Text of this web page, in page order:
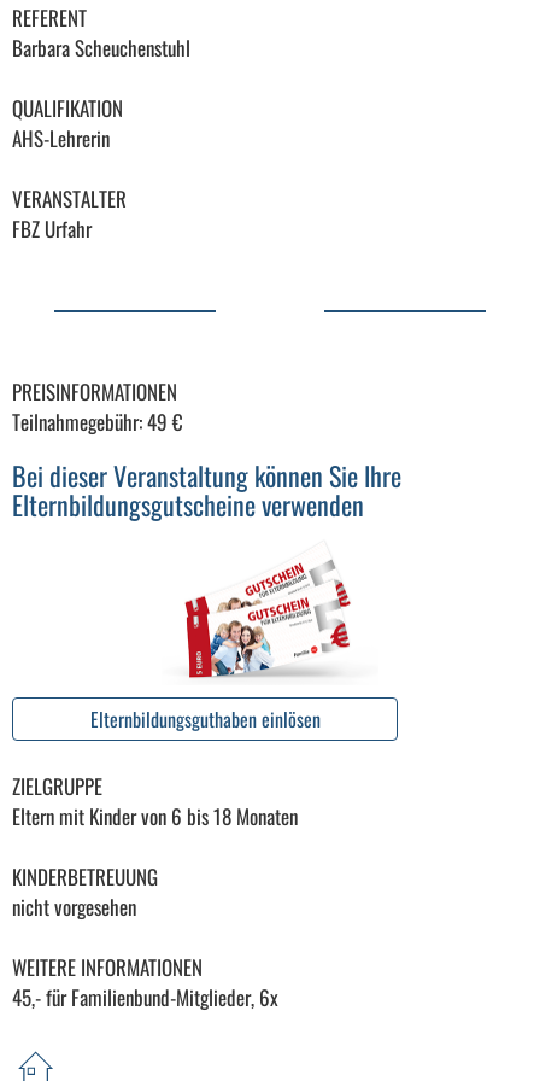
REFERENT
Barbara Scheuchenstuhl
QUALIFIKATION
AHS-Lehrerin
VERANSTALTER
FBZ Urfahr
PREISINFORMATIONEN
Teilnahmegebühr: 49 €
Bei dieser Veranstaltung können Sie Ihre
Elternbildungsgutscheine verwenden
Elternbildungsguthaben einlösen
ZIELGRUPPE
Eltern mit Kinder von 6 bis 18 Monaten
KINDERBETREUUNG
nicht vorgesehen
WEITERE INFORMATIONEN
45,- für Familienbund-Mitglieder, 6x